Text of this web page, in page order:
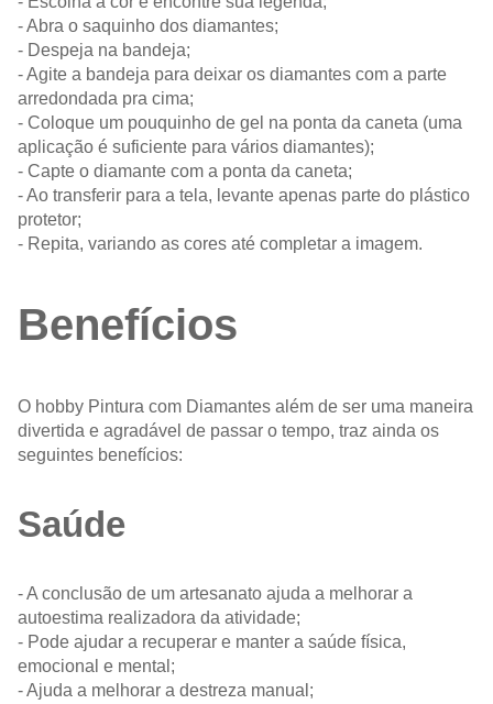
- Abra o saquinho dos diamantes;
- Despeja na bandeja;
- Agite a bandeja para deixar os diamantes com a parte
arredondada pra cima;
- Coloque um pouquinho de gel na ponta da caneta (uma
aplicação é suficiente para vários diamantes);
- Capte o diamante com a ponta da caneta;
- Ao transferir para a tela, levante apenas parte do plástico
protetor;
- Repita, variando as cores até completar a imagem.
Benefícios
O hobby Pintura com Diamantes além de ser uma maneira
divertida e agradável de passar o tempo, traz ainda os
seguintes benefícios:
Saúde
- A conclusão de um artesanato ajuda a melhorar a
autoestima realizadora da atividade;
- Pode ajudar a recuperar e manter a saúde física,
emocional e mental;
- Ajuda a melhorar a destreza manual;